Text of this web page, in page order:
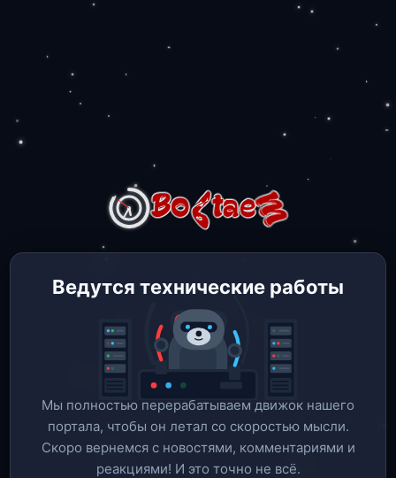
Ведутся технические работы
Мы полностью перерабатываем движок нашего
портала, чтобы он летал со скоростью мысли.
Скоро вернемся c новостями, комментариями и
реакциями! И это точно не всё.